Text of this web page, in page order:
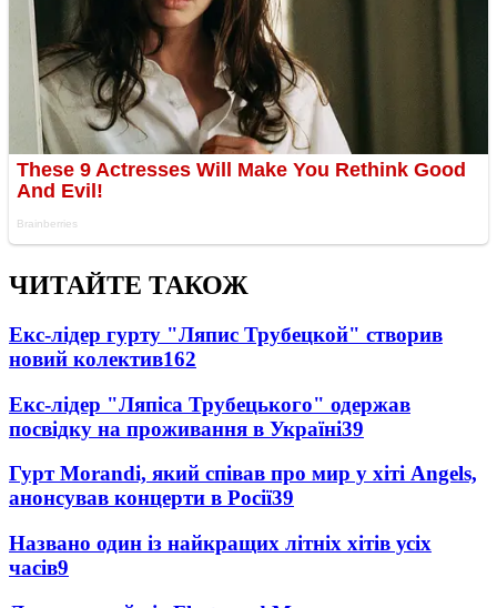
ЧИТАЙТЕ ТАКОЖ
Екс-лідер гурту "Ляпис Трубецкой" створив
новий колектив162
Екс-лідер "Ляпіса Трубецького" одержав
посвідку на проживання в Україні39
Гурт Morandi, який співав про мир у хіті Angels,
анонсував концерти в Росії39
Названо один із найкращих літніх хітів усіх
часів9